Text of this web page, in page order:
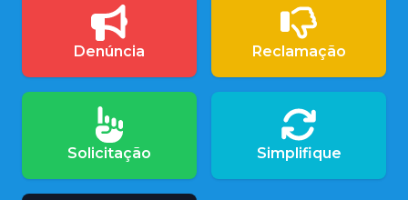
Denúncia Reclamação
Solicitação Simplifique